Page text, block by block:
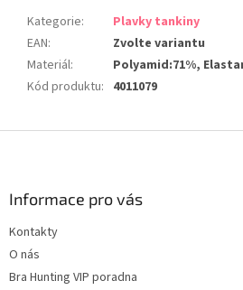
Kategorie:
Plavky tankiny
EAN:
Zvolte variantu
Materiál:
Polyamid:71%,
Kód produktu: 4011079
Informace pro vás
Kontakty
O nás
Bra Hunting VIP poradna